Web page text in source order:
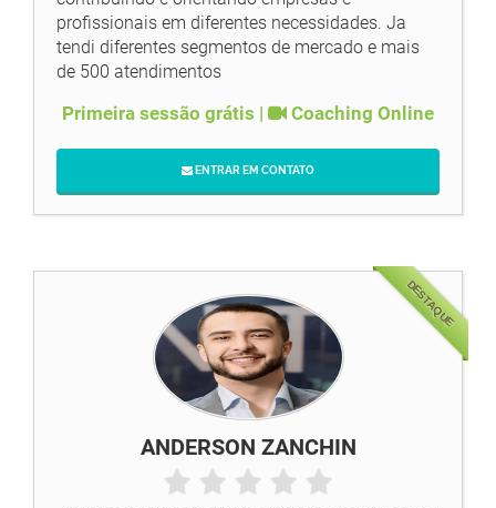
profissionais em diferentes necessidades. Ja
tendi diferentes segmentos de mercado e mais
de 500 atendimentos
Primeira sessão grátis | Coaching Online
ENTRAR EM CONTATO
DESTAQUE
ANDERSON ZANCHIN